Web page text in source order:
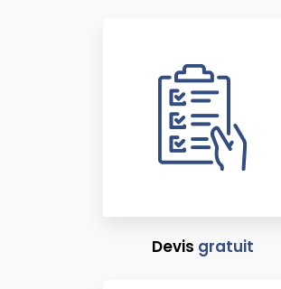
Devis gratuit